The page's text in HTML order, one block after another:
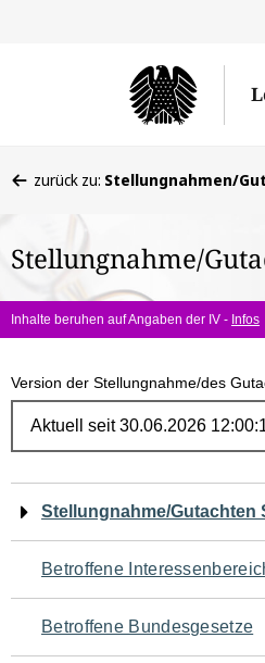
befinden
hier:
zurück zu: Stellungnahmen/
Stellungnahme/
Inhalte beruhen auf Angaben der IV - Infos
Version der Stellungnahme/des
Navigation
für
den
Seiteninhalt
Stellungnahme/Gutachten
Betroffene
Betroffene Bundesgesetze